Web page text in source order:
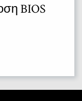
BIOS